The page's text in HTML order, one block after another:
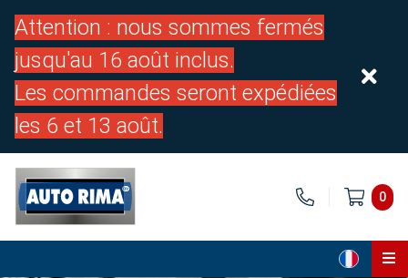
Attention : nous sommes fermés
jusqu'au 16 août inclus.
Les commandes seront expédiées
les 6 et 13 août.
0